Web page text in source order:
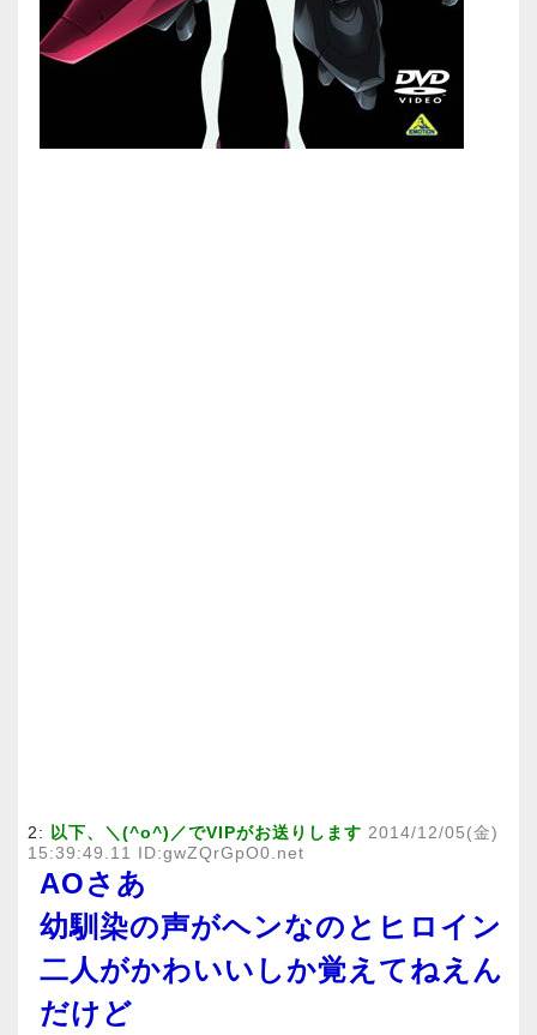
2: 以下、＼(^o^)／でVIPがお送りします 2014/12/05(金)
15:39:49.11 ID:gwZQrGpO0.net
AOさあ
幼馴染の声がヘンなのとヒロイン
二人がかわいいしか覚えてねえん
だけど